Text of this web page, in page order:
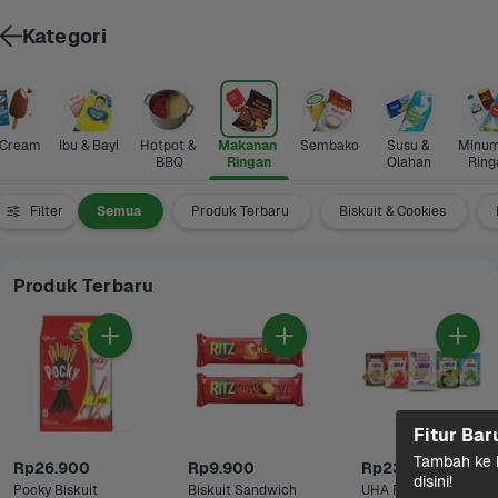
Ibu & Bayi
Hotpot &
BBQ
Makanan
Ringan
Sembako
Susu &
Olahan
Filter Semua Produk Terbaru Biskuit & Cookies
Produk Terbaru
Rp26.900
Pocky Biskuit
Rp9.900
Biskuit Sandwich
Rp23.500
UHA Permen
Kategori
Fitur
Tambah ke
disini!